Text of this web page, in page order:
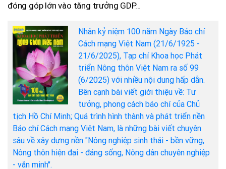
đóng góp lớn vào tăng trưởng GDP…
Nhân kỷ niệm 100 năm Ngày Báo chí
Cách mạng Việt Nam (21/6/1925 -
21/6/2025), Tạp chí Khoa học Phát
triển Nông thôn Việt Nam ra số 99
(6/2025) với nhiều nội dung hấp dẫn.
Bên cạnh bài viết giới thiệu về: Tư
tưởng, phong cách báo chí của Chủ
tịch Hồ Chí Minh; Quá trình hình thành và phát triển nền
Báo chí Cách mạng Việt Nam, là những bài viết chuyên
sâu về xây dựng nền "Nông nghiệp sinh thái - bền vững,
Nông thôn hiện đại - đáng sống, Nông dân chuyên nghiệp
- văn minh".